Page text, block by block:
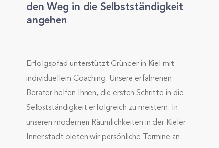
den Weg in die Selbstständigkeit
angehen
Erfolgspfad unterstützt Gründer in Kiel mit
individuellem Coaching. Unsere erfahrenen
Berater helfen Ihnen, die ersten Schritte in die
Selbstständigkeit erfolgreich zu meistern. In
unseren modernen Räumlichkeiten in der Kieler
Innenstadt bieten wir persönliche Termine an.